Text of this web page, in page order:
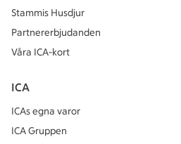
Stammis Husdjur
Partnererbjudanden
Våra ICA-kort
ICA
ICAs egna varor
ICA Gruppen